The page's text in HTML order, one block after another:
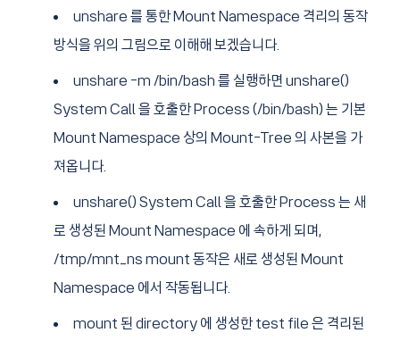
unshare 를 통한 Mount Namespace 격리의 동작
방식을 위의 그림으로 이해해 보겠습니다.
unshare -m /bin/bash 를 실행하면 unshare()
System Call 을 호출한 Process (/bin/bash) 는 기본
Mount Namespace 상의 Mount-Tree 의 사본을 가
져옵니다.
unshare() System Call 을 호출한 Process 는 새
로 생성된 Mount Namespace 에 속하게 되며,
/tmp/mnt_ns mount 동작은 새로 생성된 Mount
Namespace 에서 작동됩니다.
mount 된 directory 에 생성한 test file 은 격리된